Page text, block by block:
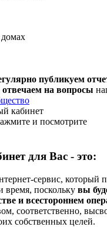
публикуем
отвечаем на вопросы
кабинет
и посмотрите
для Вас - это:
сервис, который
время, поскольку вы
и всестороннем
соответственно,
собственных целей.